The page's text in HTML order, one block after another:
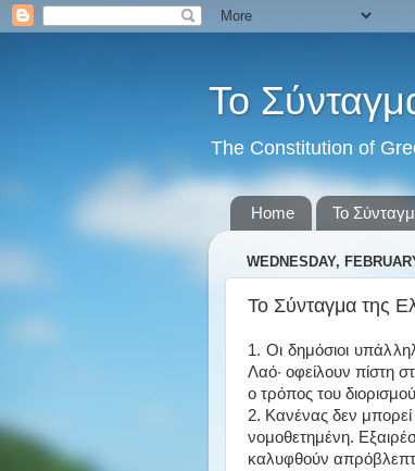
Το
The Constitution of
Home Το
WEDNESDAY,
Το Σύνταγμα της
1. Οι δημόσιοι
Λαό· οφείλουν πίστη
ο τρόπος του
2. Κανένας δεν μπορεί
νομοθετημένη.
καλυφθούν